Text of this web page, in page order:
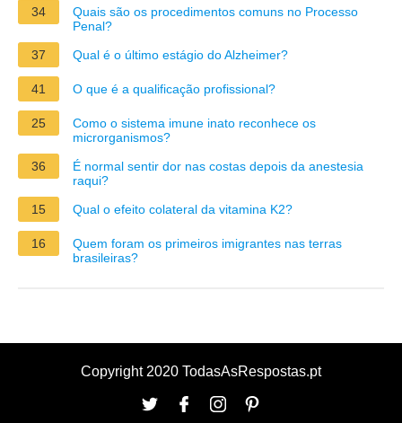
34
Quais são os procedimentos comuns no Processo
Penal?
37
Qual é o último estágio do Alzheimer?
41 O que é a qualificação profissional?
25
Como o sistema imune inato reconhece os
microrganismos?
36
É normal sentir dor nas costas depois da anestesia
raqui?
15
Qual o efeito colateral da vitamina K2?
16
Quem foram os primeiros imigrantes nas terras
brasileiras?
Copyright 2020 TodasAsRespostas.pt